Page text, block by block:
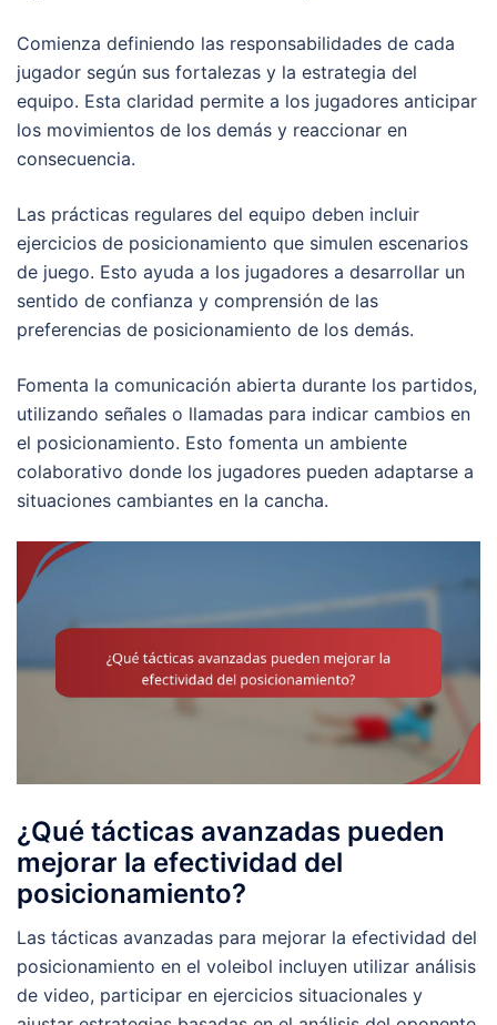
Comienza definiendo las responsabilidades de cada
jugador según sus fortalezas y la estrategia del
equipo. Esta claridad permite a los jugadores anticipar
los movimientos de los demás y reaccionar en
consecuencia.
Las prácticas regulares del equipo deben incluir
ejercicios de posicionamiento que simulen escenarios
de juego. Esto ayuda a los jugadores a desarrollar un
sentido de confianza y comprensión de las
preferencias de posicionamiento de los demás.
Fomenta la comunicación abierta durante los partidos,
utilizando señales o llamadas para indicar cambios en
el posicionamiento. Esto fomenta un ambiente
colaborativo donde los jugadores pueden adaptarse a
situaciones cambiantes en la cancha.
¿Qué tácticas avanzadas pueden
mejorar la efectividad del
posicionamiento?
Las tácticas avanzadas para mejorar la efectividad del
posicionamiento en el voleibol incluyen utilizar análisis
de video, participar en ejercicios situacionales y